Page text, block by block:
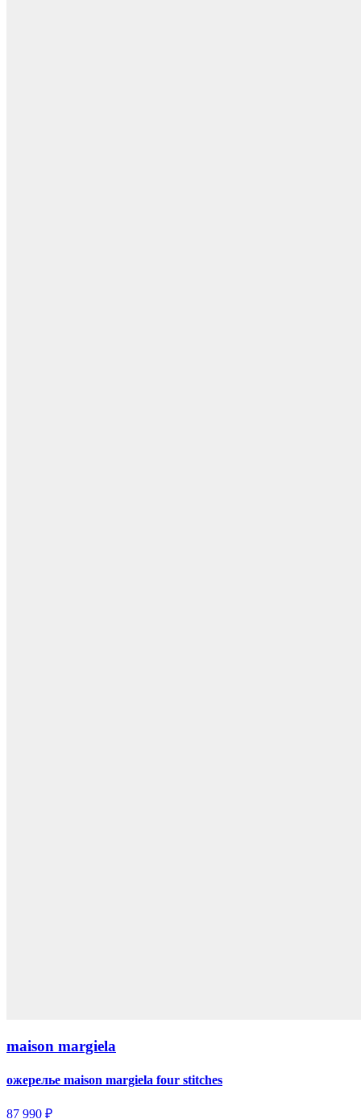
maison margiela
ожерелье maison margiela four stitches
87 990 ₽